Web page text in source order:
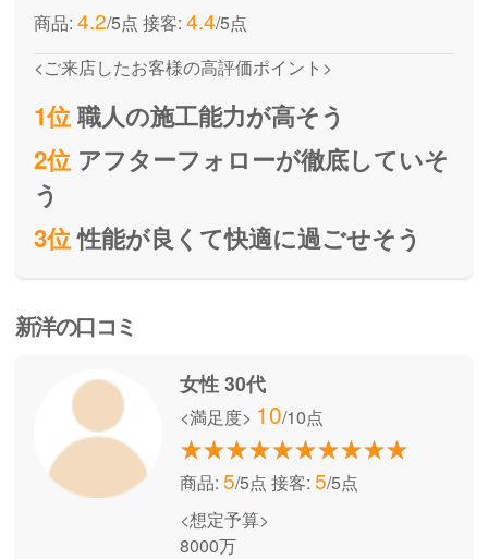
商品: 4.2/5点 接客: 4.4/5点
<ご来店したお客様の高評価ポイント>
1位職人の施工能力が高そう
2位アフターフォローが徹底していそ
う
3位性能が良くて快適に過ごせそう
新洋の口コミ
女性 30代
<満足度> 10/10点
商品: 5/5点 接客: 5/5点
<想定予算>
8000万